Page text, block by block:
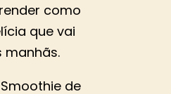
como
que vai
manhãs.